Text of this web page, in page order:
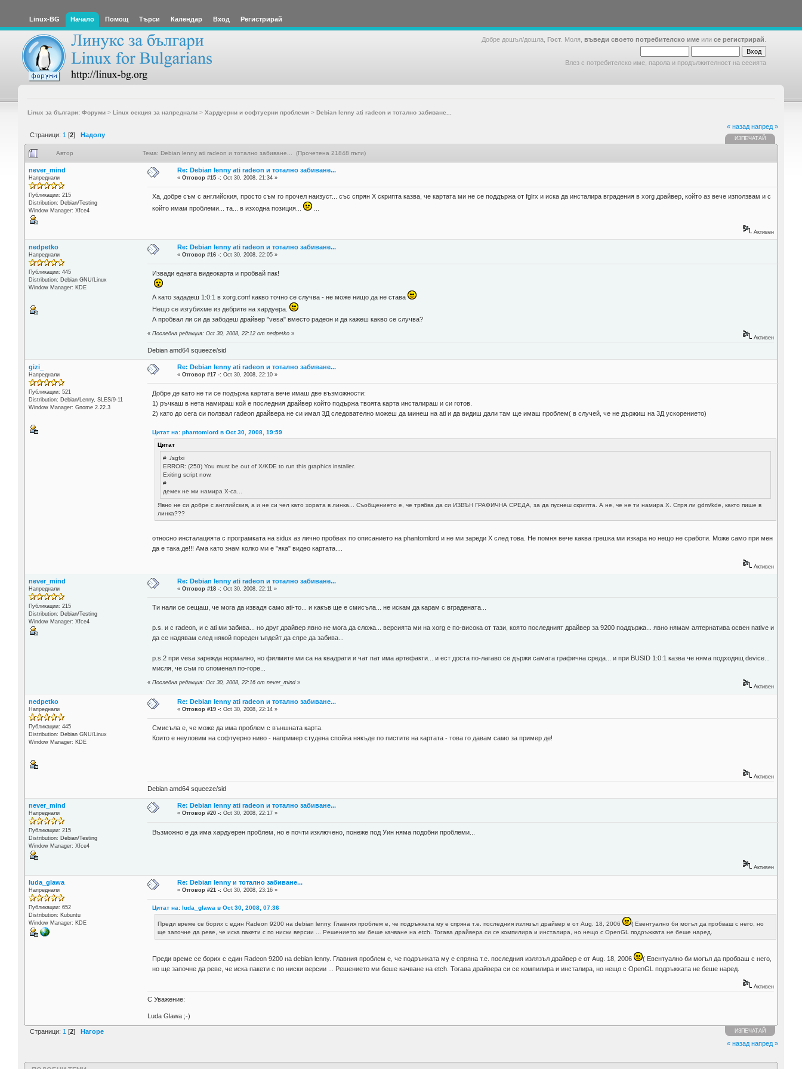
Linux-BG Начало Помощ Търси Календар Вход Регистрирай
Добре дошъл/дошла, Гост . Моля, въведи своето потребителско име или се регистрирай
Влез с потребителско име, парола и продължителност на сесията
Linux за българи: Форуми> Linux секция за напреднали> Хардуерни и софтуерни проблеми> Debian lenny ati radeon и тотално забиване...
Страници: 1 [2] Надолу
« назад напред »
ИЗПЕЧАТАЙ
Автор Тема: Debian lenny ati radeon и тотално забиване... (Прочетена 21848 пъти)
never_mind
Напреднали
Публикации: 215
Distribution: Debian/Testing
Window Manager: Xfce4
Re: Debian lenny ati radeon и тотално забиване...
«Отговор #15 -: Oct 30, 2008, 21:34 »
Ха, добре съм с английския, просто съм го прочел наизуст... със спрян Х скрипта казва, че картата ми не се поддържа от fglrx и иска да инсталира вградения в xorg драйвер, който аз вече използвам и с
който имам проблеми... та... в изходна позиция...
Активен
nedpetko
Напреднали
Публикации: 445
Distribution: Debian GNU/Linux
Window Manager: KDE
Re: Debian lenny ati radeon и тотално забиване...
«Отговор #16 -: Oct 30, 2008, 22:05 »
Извади едната видеокарта и пробвай пак!
А като зададеш 1:0:1 в xorg.conf какво точно се случва - не може нищо да не става
Нещо се изгубихме из дебрите на хардуера.
А пробвал ли си да забодеш драйвер "vesa" вместо радеон и да кажеш какво се случва?
«Последна редакция: Oct 30, 2008, 22:12 от nedpetko »
Активен
Debian amd64 squeeze/sid
gizi_
Напреднали
Публикации: 521
Distribution: Debian/Lenny, SLES/9-11
Window Manager: Gnome 2.22.3
Re: Debian lenny ati radeon и тотално забиване...
«Отговор #17 -: Oct 30, 2008, 22:10 »
Добре де като не ти се подържа картата вече имаш две възможности:
1) ръчкаш в нета намираш кой е последния драйвер който подържа твоята карта инсталираш и си готов.
2) като до сега си ползвал radeon драйвера не си имал 3Д следователно можеш да минеш на ati и да видиш дали там ще имаш проблем( в случей, че не държиш на 3Д ускорението)
Цитат на: phantomlord в Oct 30, 2008, 19:59
Цитат
# ./sgfxi
ERROR: (250) You must be out of X/KDE to run this graphics installer.
Exiting script now.
#
демек не ми намира X-са...
Явно не си добре с английския, а и не си чел като хората в линка... Съобщението е, че трябва да си ИЗВЪН ГРАФИЧНА СРЕДА, за да пуснеш скрипта. А не, че не ти намира Х. Спря ли gdm/kde, както пише в
линка???
относно инсталацията с програмката на sidux аз лично пробвах по описанието на phantomlord и не ми зареди X след това. Не помня вече каква грешка ми изкара но нещо не сработи. Може само при мен
да е така де!!! Ама като знам колко ми е "яка" видео картата....
Активен
never_mind
Напреднали
Публикации: 215
Distribution: Debian/Testing
Window Manager: Xfce4
Re: Debian lenny ati radeon и тотално забиване...
«Отговор #18 -: Oct 30, 2008, 22:11 »
Ти нали се сещаш, че мога да извадя само ati-то... и какъв ще е смисъла... не искам да карам с вградената...
p.s. и с radeon, и с ati ми забива... но друг драйвер явно не мога да сложа... версията ми на xorg е по-висока от тази, която последният драйвер за 9200 поддържа... явно нямам алтернатива освен native и
да се надявам след някой пореден ъпдейт да спре да забива...
p.s.2 при vesa зарежда нормално, но филмите ми са на квадрати и чат пат има артефакти... и ест доста по-лагаво се държи самата графична среда... и при BUSID 1:0:1 казва че няма подходящ device...
мисля, че съм го споменал по-горе...
«Последна редакция: Oct 30, 2008, 22:16 от never_mind»
Активен
nedpetko
Напреднали
Публикации: 445
Distribution: Debian GNU/Linux
Window Manager: KDE
Re: Debian lenny ati radeon и тотално забиване...
«Отговор #19 -: Oct 30, 2008, 22:14 »
Смисъла е, че може да има проблем с външната карта.
Които е неуловим на софтуерно ниво - например студена спойка някъде по пистите на картата - това го давам само за пример де!
Активен
Debian amd64 squeeze/sid
never_mind
Напреднали
Публикации: 215
Distribution: Debian/Testing
Window Manager: Xfce4
Re: Debian lenny ati radeon и тотално забиване...
«Отговор #20 -: Oct 30, 2008, 22:17 »
Възможно е да има хардуерен проблем, но е почти изключено, понеже под Уин няма подобни проблеми...
Активен
luda_glawa
Напреднали
Публикации: 652
Distribution: Kubuntu
Window Manager: KDE
Re: Debian lenny и тотално забиване...
«Отговор #21 -: Oct 30, 2008, 23:16 »
Цитат на: luda_glawa в Oct 30, 2008, 07:36
Преди време се борих с един Radeon 9200 на debian lenny. Главния проблем е, че подръжката му е спряна т.е. последния излязъл драйвер е от Aug. 18, 2006
( Евентуално би могъл да пробваш с него, но
ще започне да реве, че иска пакети с по ниски версии ... Решението ми беше качване на etch. Тогава драйвера си се компилира и инсталира, но нещо с OpenGL подръжката не беше наред.
Преди време се борих с един Radeon 9200 на debian lenny. Главния проблем е, че подръжката му е спряна т.е. последния излязъл драйвер е от Aug. 18, 2006
( Евентуално би могъл да пробваш с него,
но ще започне да реве, че иска пакети с по ниски версии ... Решението ми беше качване на etch. Тогава драйвера си се компилира и инсталира, но нещо с OpenGL подръжката не беше наред.
Активен
С Уважение:
Luda Glawa ;-)
Страници: 1 [2] Нагоре ИЗПЕЧАТАЙ
« назад напред »